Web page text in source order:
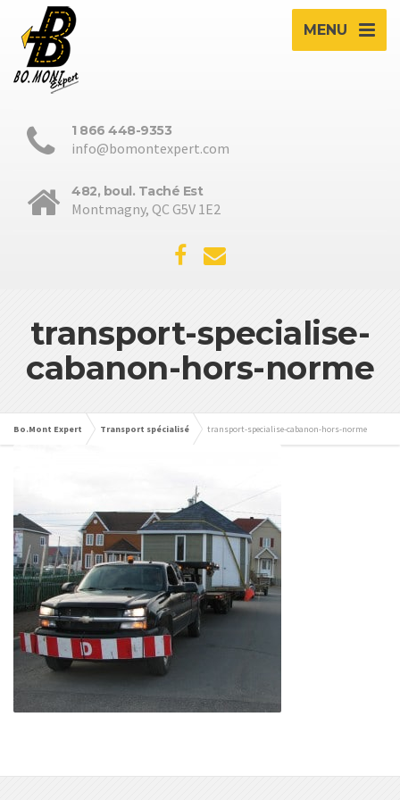
MENU
1 866 448-9353
info@bomontexpert.com
482, boul. Taché Est
Montmagny, QC G5V 1E2
transport-specialise-
cabanon-hors-norme
Bo.Mont Expert Transport spécialisé transport-specialise-cabanon-hors-norme